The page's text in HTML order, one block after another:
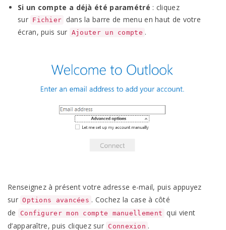
Si un compte a déjà été paramétré : cliquez
sur Fichier
dans la barre de menu en haut de votre
écran, puis sur Ajouter un compte .
Renseignez à présent votre adresse e-mail, puis appuyez
sur Options avancées . Cochez la case à côté
de
Configurer mon compte manuellement qui vient
d’apparaître, puis cliquez sur Connexion .